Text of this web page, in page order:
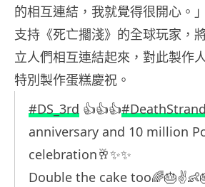
的相互連結，我就覺得很開心。
支持《死亡擱淺》的全球玩家，
立人們相互連結起來，對此製作
特別製作蛋糕慶祝。
#DS_3rd 👍👍👍
anniversary and 10 million
celebration🥂✨✨
Double the cake